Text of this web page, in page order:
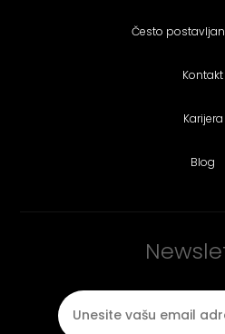
Često
Kontakt
Karijera
Blog